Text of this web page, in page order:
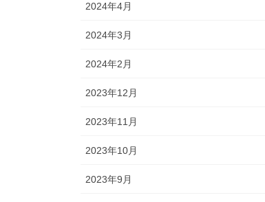
2024年4月
2024年3月
2024年2月
2023年12月
2023年11月
2023年10月
2023年9月